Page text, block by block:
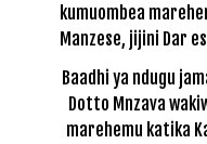
Baadhi ya ndugu
Dotto Mnzava
marehemu katika